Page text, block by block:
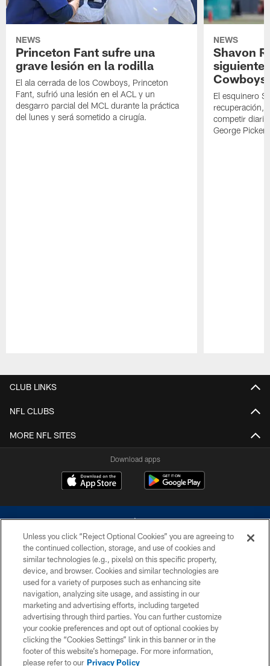
NEWS
Princeton Fant sufre una
grave lesión en la rodilla
El ala cerrada de los Cowboys, Princeton
Fant, sufrió una lesión en el ACL y un
desgarro parcial del MCL durante la práctica
del lunes y será sometido a cirugía.
NEWS
Shavon
siguiente
Cowboys
El esquinero
recuperación,
competir
George
CLUB LINKS
NFL CLUBS
MORE NFL SITES
Download apps
©2026 Dallas Cowboys. All rights reserved. Do not duplicate in any form
without permission of the Dallas Cowboys. The Dallas Cowboys
Cheerleaders will not initiate contact with any person to request personal or
financial information.
PRIVACY POLICY
ACCESSIBILITY
SITE MAP
Unless you click “Reject Optional Cookies” you are agreeing to
the continued collection, storage, and use of cookies and
similar technologies (e.g., pixels) on this specific property,
device, and browser. Cookies and similar technologies are
used for a variety of purposes such as enhancing site
navigation, analyzing site usage, and assisting in our
marketing and advertising efforts, including targeted
advertising through third parties. You can further customize
your cookie preferences and opt out of optional cookies by
clicking the “Cookies Settings” link in this banner or in the
footer of this website’s homepage. For more information,
please refer to our Privacy Policy